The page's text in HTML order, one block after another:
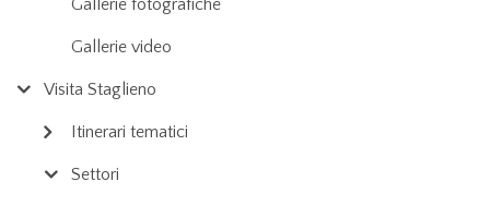
Gallerie fotografiche
Gallerie video
Visita Staglieno
Itinerari tematici
Settori